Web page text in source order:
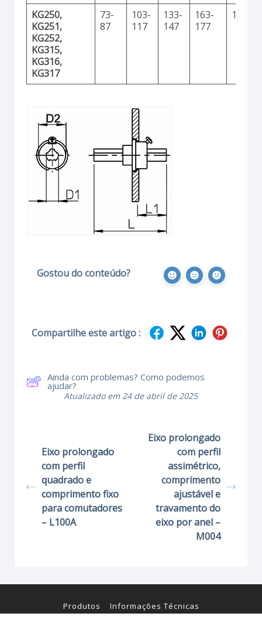
KG250,
KG251,
KG252,
KG315,
KG316,
KG317
73-
87
103-
117
133-
147
163-
177
11,2
Gostou do conteúdo?
Compartilhe este artigo :
Ainda com problemas? Como podemos
ajudar?
Atualizado em 24 de abril de 2025
Eixo prolongado
com perfil
quadrado e
comprimento fixo
para comutadores
– L100A
Eixo prolongado
com perfil
assimétrico,
comprimento
ajustável e
travamento do
eixo por anel –
M004
Produtos
Informações Técnicas